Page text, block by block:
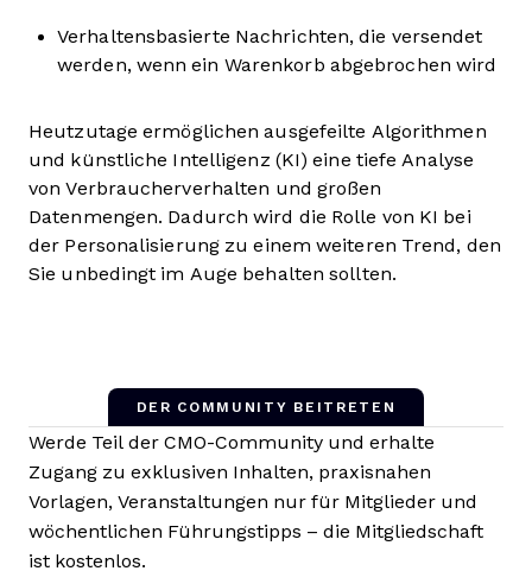
Verhaltensbasierte Nachrichten, die versendet
werden, wenn ein Warenkorb abgebrochen wird
Heutzutage ermöglichen ausgefeilte Algorithmen
und künstliche Intelligenz (KI) eine tiefe Analyse
von Verbraucherverhalten und großen
Datenmengen. Dadurch wird die Rolle von KI bei
der Personalisierung zu einem weiteren Trend, den
Sie unbedingt im Auge behalten sollten.
DER COMMUNITY BEITRETEN
Werde Teil der CMO-Community und erhalte
Zugang zu exklusiven Inhalten, praxisnahen
Vorlagen, Veranstaltungen nur für Mitglieder und
wöchentlichen Führungstipps – die Mitgliedschaft
ist kostenlos.